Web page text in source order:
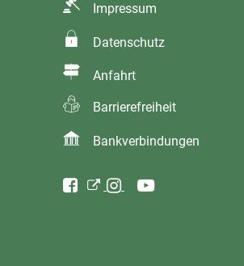
Impressum
Datenschutz
Anfahrt
Barrierefreiheit
Bankverbindungen